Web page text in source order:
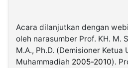
Acara dilanjutkan dengan
oleh narasumber Prof. KH. M.
M.A., Ph.D. (Demisioner Ketua
Muhammadiah 2005-2010).